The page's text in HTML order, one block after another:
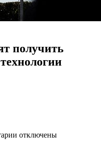
получить
отключены